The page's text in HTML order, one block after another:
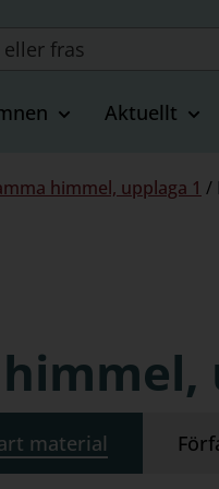
Aktuellt
himmel, upplaga 1 /
material